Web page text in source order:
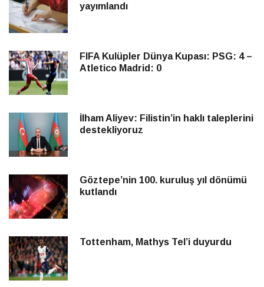
yayımlandı
FIFA Kulüpler Dünya Kupası: PSG: 4 –
Atletico Madrid: 0
İlham Aliyev: Filistin’in haklı taleplerini
destekliyoruz
Göztepe’nin 100. kuruluş yıl dönümü
kutlandı
Tottenham, Mathys Tel’i duyurdu